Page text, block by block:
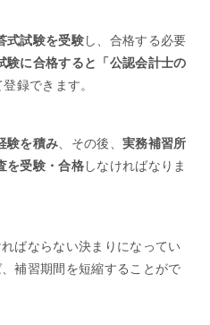
式試験を受験し、合格する必要
験に合格すると「公認会計士の
録できます。
験を積み、その後、実務補習所
を受験・合格しなければなりま
ばならない決まりになってい
補習期間を短縮することがで